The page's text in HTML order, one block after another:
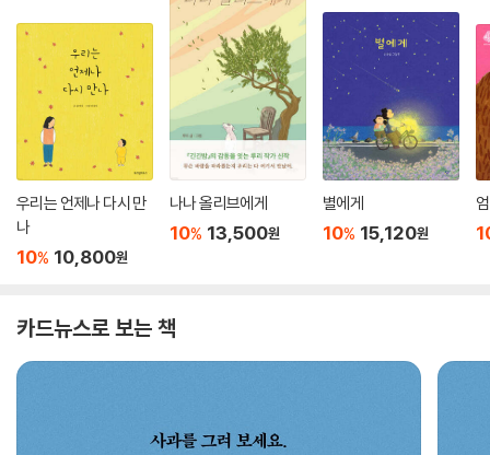
우리는 언제나 다시 만
나
10% 10,800원
나나 올리브에게
10% 13,500원
별에게
10% 15,120원
카드뉴스로 보는 책